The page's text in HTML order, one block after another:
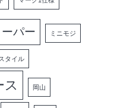
パー ミニモジ
タイル
ス 岡山